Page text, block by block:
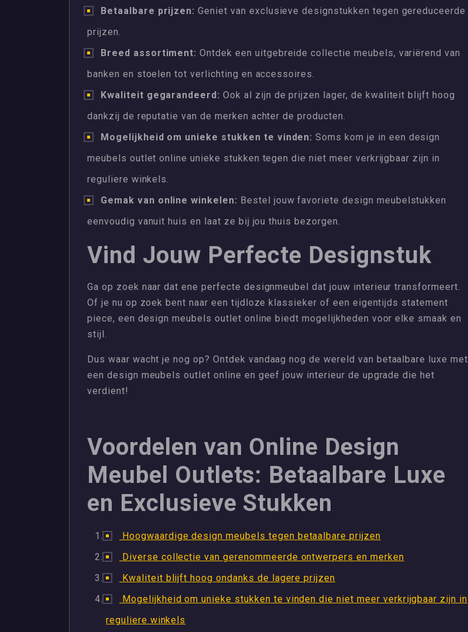
Betaalbare prijzen: Geniet van exclusieve designstukken tegen gereduceerde
prijzen.
Breed assortiment: Ontdek een uitgebreide collectie meubels, variërend van
banken en stoelen tot verlichting en accessoires.
Kwaliteit gegarandeerd: Ook al zijn de prijzen lager, de kwaliteit blijft hoog
dankzij de reputatie van de merken achter de producten.
Mogelijkheid om unieke stukken te vinden: Soms kom je in een design
meubels outlet online unieke stukken tegen die niet meer verkrijgbaar zijn in
reguliere winkels.
Gemak van online winkelen: Bestel jouw favoriete design meubelstukken
eenvoudig vanuit huis en laat ze bij jou thuis bezorgen.
Vind Jouw Perfecte Designstuk
Ga op zoek naar dat ene perfecte designmeubel dat jouw interieur transformeert.
Of je nu op zoek bent naar een tijdloze klassieker of een eigentijds statement
piece, een design meubels outlet online biedt mogelijkheden voor elke smaak en
stijl.
Dus waar wacht je nog op? Ontdek vandaag nog de wereld van betaalbare luxe met
een design meubels outlet online en geef jouw interieur de upgrade die het
verdient!
Voordelen van Online Design
Meubel Outlets: Betaalbare Luxe
en Exclusieve Stukken
Hoogwaardige design meubels tegen betaalbare prijzen
Diverse collectie van gerenommeerde ontwerpers en merken
Kwaliteit blijft hoog ondanks de lagere prijzen
Mogelijkheid om unieke stukken te vinden die niet meer verkrijgbaar zijn in
reguliere winkels